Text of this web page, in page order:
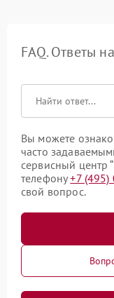
FAQ. Ответы
Вы можете
часто
сервисный центр
телефону+7
свой вопрос.